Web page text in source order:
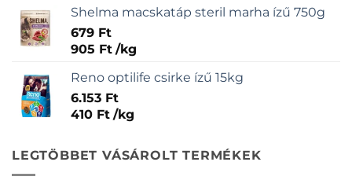
Shelma macskatáp steril marha ízű 750g
679 Ft
905 Ft /kg
Reno optilife csirke ízű 15kg
6.153 Ft
410 Ft /kg
LEGTÖBBET VÁSÁROLT TERMÉKEK